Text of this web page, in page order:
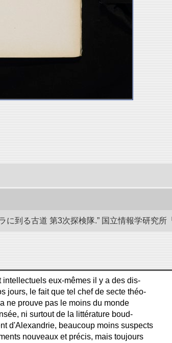
に到る古道 第3次探検隊.” 国立情報学研究
eux-mêmes il y a des dis-
jours, le fait que tel chef de secte théo-
ne prouve pas le moins du monde
ni surtout de la littérature boud-
d'Alexandrie, beaucoup moins suspects
nouveaux et précis, mais toujours